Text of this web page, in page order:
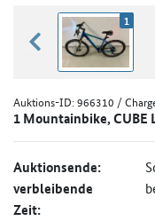
zurück blättern
1
Auktions-ID:966310 /
1 Mountainbike, CUBE
Auktionsende:
verbleibende
Zeit: